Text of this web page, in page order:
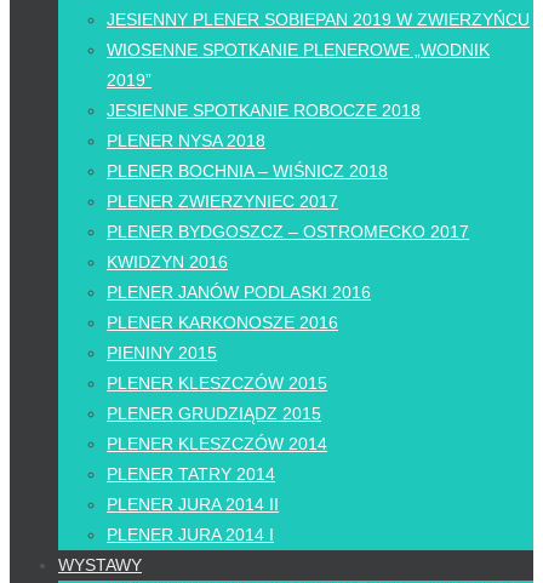
JESIENNY PLENER SOBIEPAN 2019 W ZWIERZYŃCU
WIOSENNE SPOTKANIE PLENEROWE „WODNIK
2019”
JESIENNE SPOTKANIE ROBOCZE 2018
PLENER NYSA 2018
PLENER BOCHNIA – WIŚNICZ 2018
PLENER ZWIERZYNIEC 2017
PLENER BYDGOSZCZ – OSTROMECKO 2017
KWIDZYN 2016
PLENER JANÓW PODLASKI 2016
PLENER KARKONOSZE 2016
PIENINY 2015
PLENER KLESZCZÓW 2015
PLENER GRUDZIĄDZ 2015
PLENER KLESZCZÓW 2014
PLENER TATRY 2014
PLENER JURA 2014 II
PLENER JURA 2014 I
WYSTAWY